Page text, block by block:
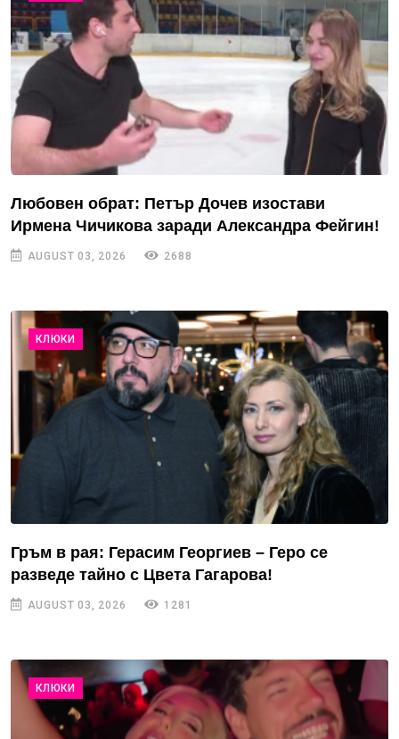
Любовен обрат: Петър Дочев изостави
Ирмена Чичикова заради Александра Фейгин!
AUGUST 03, 2026 2688
КЛЮКИ
Гръм в рая: Герасим Георгиев – Геро се
разведе тайно с Цвета Гагарова!
AUGUST 03, 2026 1281
КЛЮКИ